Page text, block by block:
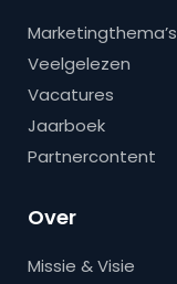
Marketingthema’s
Veelgelezen
Vacatures
Jaarboek
Partnercontent
Over
Missie & Visie